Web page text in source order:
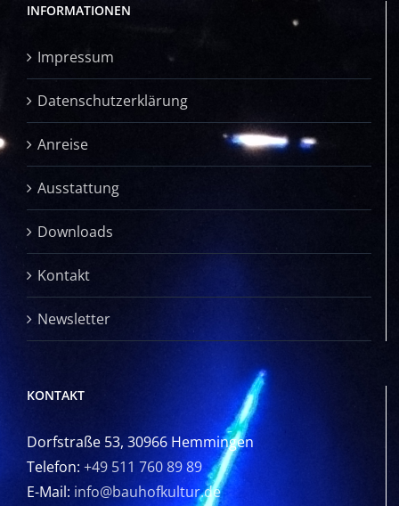
INFORMATIONEN
Impressum
Datenschutzerklärung
Anreise
Ausstattung
Downloads
Kontakt
Newsletter
KONTAKT
Dorfstraße 53, 30966 Hemmingen
Telefon: +49 511 760 89 89
E-Mail: info@bauhofkultur.de